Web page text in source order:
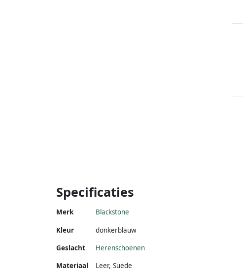
Specificaties
Merk Blackstone
Kleur
donkerblauw
Geslacht
Herenschoenen
Materiaal
Leer, Suede